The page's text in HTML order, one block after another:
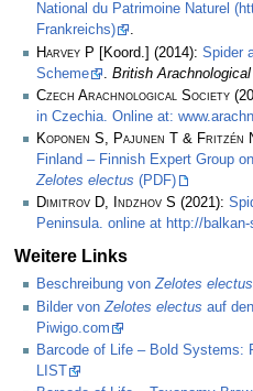
National du Patrimoine Naturel
Frankreichs)
.
Harvey P [Koord.] (2014): Spider
Scheme
British
Czech Arachnological Society
in Czechia. Online at:
Koponen S, Pajunen T & Fritzén
Finland – Finnish Expert Group
Zelotes electus (PDF)
Dimitrov D, Indzhov S (2021):
Peninsula. online at http://
Weitere Links
Beschreibung vonZelotes electus
Bilder von Zelotes electus auf
Piwigo.com
Barcode of Life – Bold Systems:
LIST